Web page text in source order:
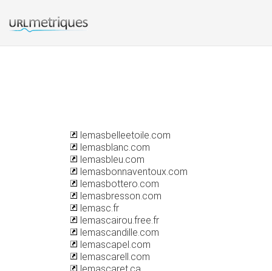
lemasbelleetoile.com
lemasblanc.com
lemasbleu.com
lemasbonnaventoux.com
lemasbottero.com
lemasbresson.com
lemasc.fr
lemascairou.free.fr
lemascandille.com
lemascapel.com
lemascarell.com